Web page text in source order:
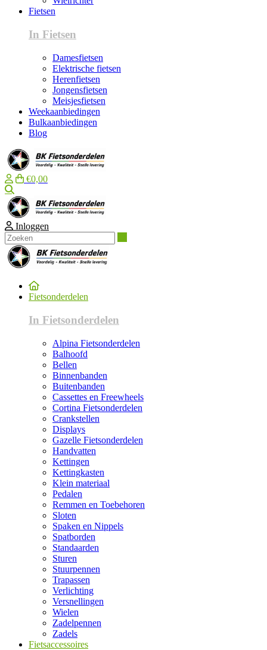
Fietsen
In Fietsen
Damesfietsen
Elektrische fietsen
Herenfietsen
Jongensfietsen
Meisjesfietsen
Weekaanbiedingen
Bulkaanbiedingen
Blog
€0,00
Inloggen
Fietsonderdelen
In Fietsonderdelen
Alpina Fietsonderdelen
Balhoofd
Bellen
Binnenbanden
Buitenbanden
Cassettes en Freewheels
Cortina Fietsonderdelen
Crankstellen
Displays
Gazelle Fietsonderdelen
Handvatten
Kettingen
Kettingkasten
Klein materiaal
Pedalen
Remmen en Toebehoren
Sloten
Spaken en Nippels
Spatborden
Standaarden
Sturen
Stuurpennen
Trapassen
Verlichting
Versnellingen
Wielen
Zadelpennen
Zadels
Fietsaccessoires